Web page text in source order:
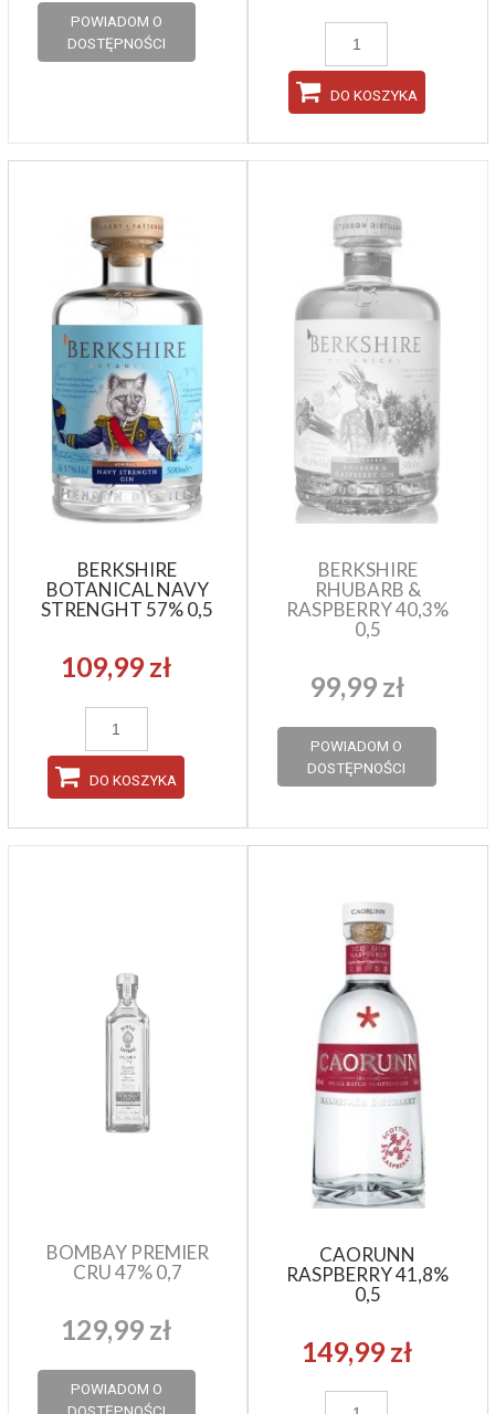
POWIADOM O
DOSTĘPNOŚCI
DO KOSZYKA
BERKSHIRE
BOTANICAL NAVY
STRENGHT 57% 0,5
109,99 zł
DO KOSZYKA
BERKSHIRE
RHUBARB &
RASPBERRY 40,3%
0,5
99,99 zł
POWIADOM O
DOSTĘPNOŚCI
BOMBAY PREMIER
CRU 47% 0,7
129,99 zł
POWIADOM O
CAORUNN
RASPBERRY 41,8%
0,5
149,99 zł